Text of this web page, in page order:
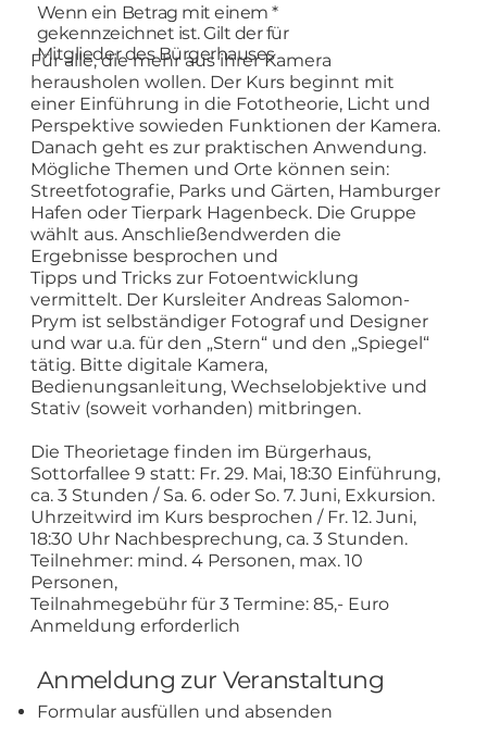
Anmeldung zur Veranstaltung
Formular ausfüllen und absenden
Für alle, die mehr aus ihrer Kamera
herausholen wollen. Der Kurs beginnt mit
einer Einführung in die Fototheorie, Licht und
Perspektive sowieden Funktionen der Kamera.
Danach geht es zur praktischen Anwendung.
Mögliche Themen und Orte können sein:
Streetfotografie, Parks und Gärten, Hamburger
Hafen oder Tierpark Hagenbeck. Die Gruppe
wählt aus. Anschließendwerden die
Ergebnisse besprochen und
Tipps und Tricks zur Fotoentwicklung
vermittelt. Der Kursleiter Andreas Salomon-
Prym ist selbständiger Fotograf und Designer
und war u.a. für den „Stern“ und den „Spiegel“
tätig. Bitte digitale Kamera,
Bedienungsanleitung, Wechselobjektive und
Stativ (soweit vorhanden) mitbringen.
Die Theorietage finden im Bürgerhaus,
Sottorfallee 9 statt: Fr. 29. Mai, 18:30 Einführung,
ca. 3 Stunden / Sa. 6. oder So. 7. Juni, Exkursion.
Uhrzeitwird im Kurs besprochen / Fr. 12. Juni,
18:30 Uhr Nachbesprechung, ca. 3 Stunden.
Teilnehmer: mind. 4 Personen, max. 10
Personen,
Teilnahmegebühr für 3 Termine: 85,- Euro
Anmeldung erforderlich
Wenn ein Betrag mit einem *
gekennzeichnet ist. Gilt der für
Mitglieder des Bürgerhauses